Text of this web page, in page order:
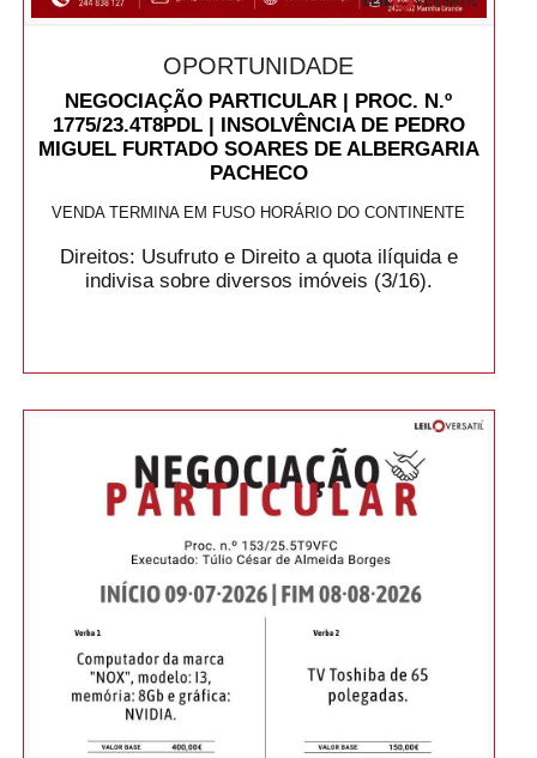
OPORTUNIDADE
NEGOCIAÇÃO PARTICULAR | PROC. N.º
1775/23.4T8PDL | INSOLVÊNCIA DE PEDRO
MIGUEL FURTADO SOARES DE ALBERGARIA
PACHECO
VENDA TERMINA EM FUSO HORÁRIO DO CONTINENTE
Direitos: Usufruto e Direito a quota ilíquida e
indivisa sobre diversos imóveis (3/16).